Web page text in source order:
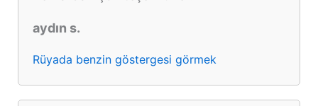
aydın s.
Rüyada benzin göstergesi görmek